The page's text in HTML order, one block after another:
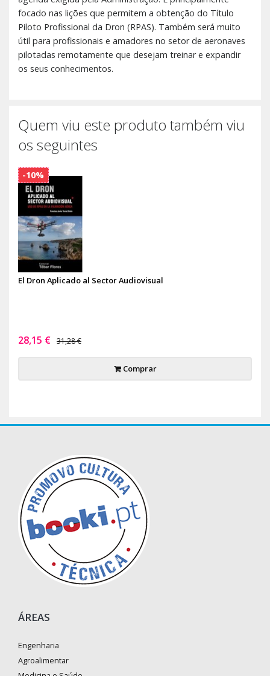
focado nas lições que permitem a obtenção do Título
Piloto Profissional da Dron (RPAS). Também será muito
útil para profissionais e amadores no setor de aeronaves
pilotadas remotamente que desejam treinar e expandir
os seus conhecimentos.
Quem viu este produto também viu
os seguintes
El Dron Aplicado al Sector Audiovisual
28,15 € 31,28 €
Comprar
-10%
ÁREAS
Engenharia
Agroalimentar